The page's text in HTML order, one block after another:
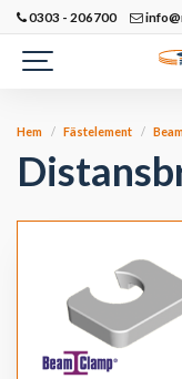
0303 - 206700
Hem Fästelement